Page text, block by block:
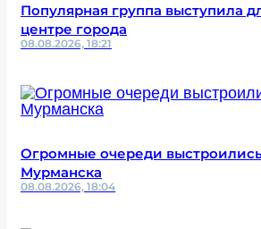
Популярная группа выступила
центре города
08.08.2026, 18:21
Огромные очереди
Мурманска
08.08.2026, 18:04